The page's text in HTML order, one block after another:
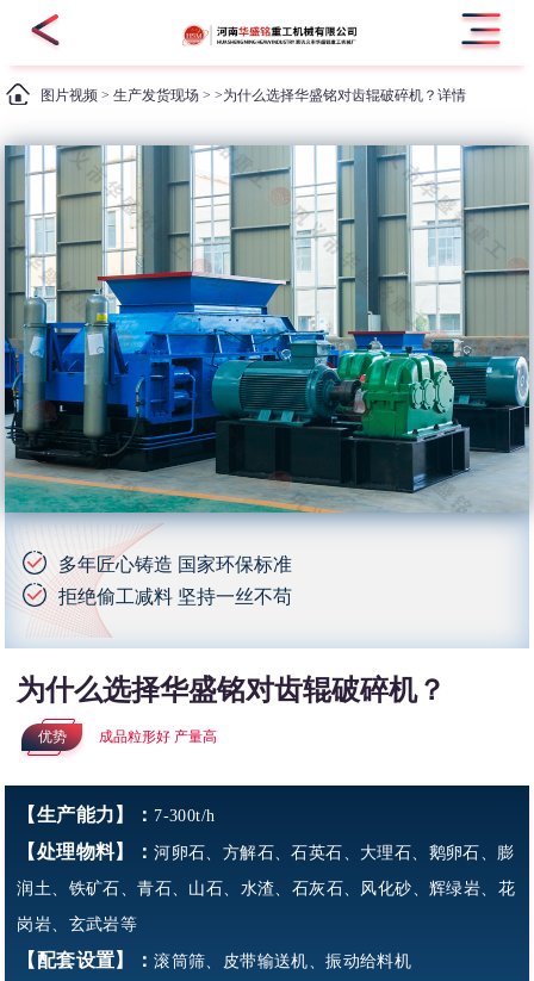
图片视频 >生产发货现场 > >为什么选择华盛铭对齿辊破碎机？详情
多年匠心铸造 国家环保标准
拒绝偷工减料 坚持一丝不苟
为什么选择华盛铭对齿辊破碎机？
优势 成品粒形好 产量高
【生产能力】： 7-300t/h
【处理物料】：河卵石、方解石、石英石、大理石、鹅卵石、膨
润土、铁矿石、青石、山石、水渣、石灰石、风化砂、辉绿岩、花
岗岩、玄武岩等
【配套设置】：滚筒筛、皮带输送机、振动给料机